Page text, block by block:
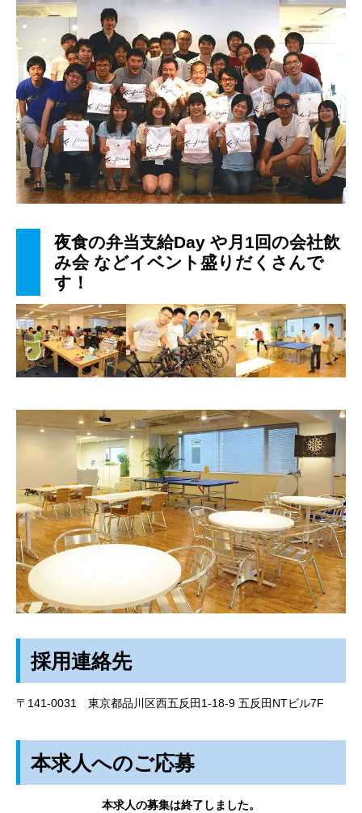
夜食の弁当支給Day や月1回の会社飲
み会 などイベント盛りだくさんで
す！
採用連絡先
〒141-0031 東京都品川区西五反田1-18-9 五反田NTビル7F
本求人へのご応募
本求人の募集は終了しました。